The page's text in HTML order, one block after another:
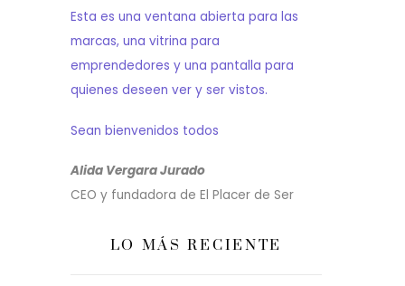
Esta es una ventana abierta para las
marcas, una vitrina para
emprendedores y una pantalla para
quienes deseen ver y ser vistos.
Sean bienvenidos todos
Alida Vergara Jurado
CEO y fundadora de El Placer de Ser
LO MÁS RECIENTE